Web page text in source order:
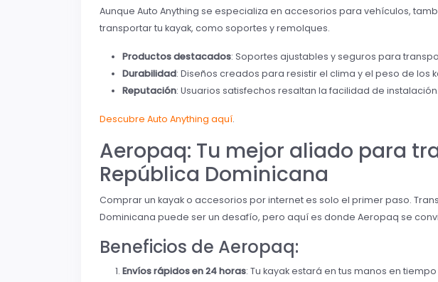
Aunque Auto Anything se especializa en accesorios para vehículos,
transportar tu kayak, como soportes y remolques.
Productos destacados: Soportes ajustables y seguros para
Durabilidad: Diseños creados para resistir el clima y el peso de los
Reputación: Usuarios satisfechos resaltan la facilidad de instalación.
Descubre Auto Anything aquí.
Aeropaq: Tu mejor aliado para
República Dominicana
Comprar un kayak o accesorios por internet es solo el primer paso.
Dominicana puede ser un desafío, pero aquí es donde Aeropaq se
Beneficios de Aeropaq:
Envíos rápidos en 24 horas: Tu kayak estará en tus manos en